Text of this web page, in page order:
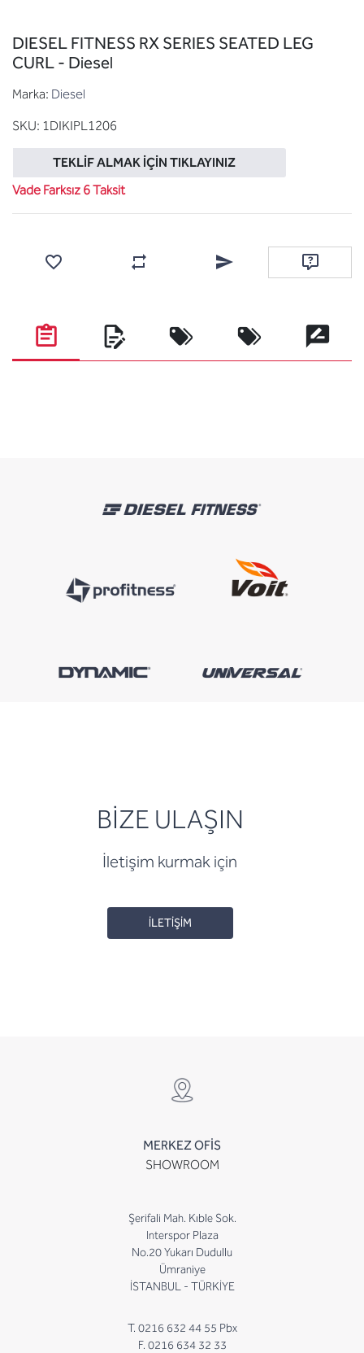
DIESEL FITNESS RX SERIES SEATED LEG
CURL - Diesel
Marka: Diesel
SKU: 1DIKIPL1206
TEKLIF ALMAK İÇIN TIKLAYINIZ
Vade Farksız 6 Taksit
Karşılaştırma listesine ekleArkadaşına e-posta ile
Soru sor
BİZE ULAŞIN
İletişim kurmak için
İLETİŞİM
MERKEZ OFİS
SHOWROOM
Şerifali Mah. Kıble Sok.
Interspor Plaza
No.20 Yukarı Dudullu
Ümraniye
İSTANBUL - TÜRKİYE
T. 0216 632 44 55 Pbx
F. 0216 634 32 33